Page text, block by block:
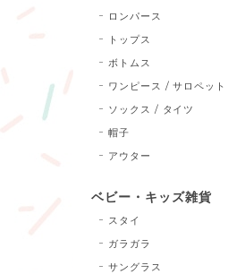
ロンパース
トップス
ボトムス
ワンピース / サロペット
ソックス / タイツ
帽子
アウター
ベビー・キッズ雑貨
スタイ
ガラガラ
サングラス